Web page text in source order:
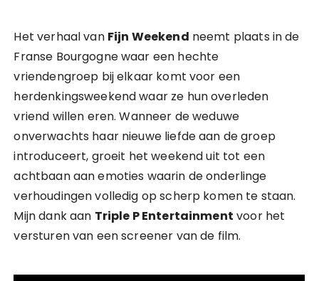
Het verhaal van Fijn Weekend neemt plaats in de
Franse Bourgogne waar een hechte
vriendengroep bij elkaar komt voor een
herdenkingsweekend waar ze hun overleden
vriend willen eren. Wanneer de weduwe
onverwachts haar nieuwe liefde aan de groep
introduceert, groeit het weekend uit tot een
achtbaan aan emoties waarin de onderlinge
verhoudingen volledig op scherp komen te staan.
Mijn dank aan Triple P Entertainment voor het
versturen van een screener van de film.